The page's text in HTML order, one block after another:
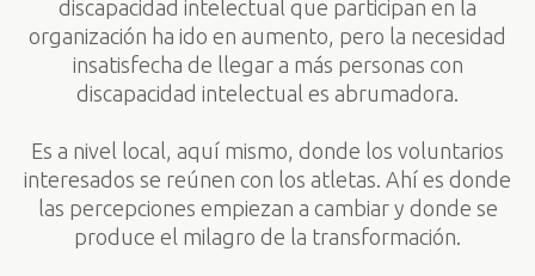
discapacidad intelectual que participan en la
organización ha ido en aumento, pero la necesidad
insatisfecha de llegar a más personas con
discapacidad intelectual es abrumadora.
Es a nivel local, aquí mismo, donde los voluntarios
interesados se reúnen con los atletas. Ahí es donde
las percepciones empiezan a cambiar y donde se
produce el milagro de la transformación.